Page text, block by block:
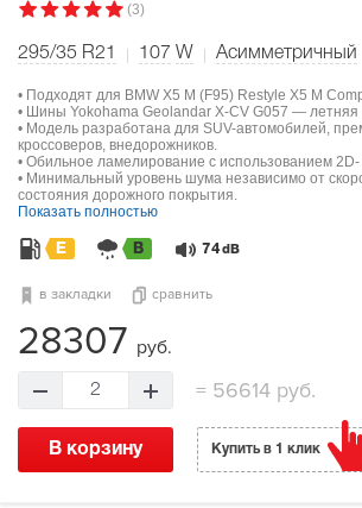
(3)
295/35 R21 107 W Асимметричный
• Подходят для BMW X5 M (F95) Restyle X5 M
• Шины Yokohama Geolandar X-CV G057 — летняя
• Модель разработана для SUV-автомобилей,
кроссоверов, внедорожников.
• Обильное ламелирование с использованием
• Минимальный уровень шума независимо от
состояния дорожного покрытия.
Показать полностью
E B 74dB
в закладки сравнить
28307 руб.
2 = 56614 руб.
В корзину Купить в 1 клик